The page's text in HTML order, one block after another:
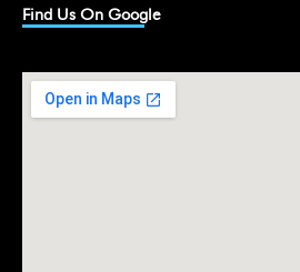
k
e
i
n
Find Us On Google